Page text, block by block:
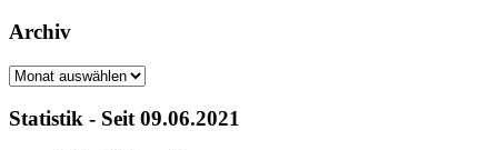
Archiv
Archiv
Statistik - Seit 09.06.2021